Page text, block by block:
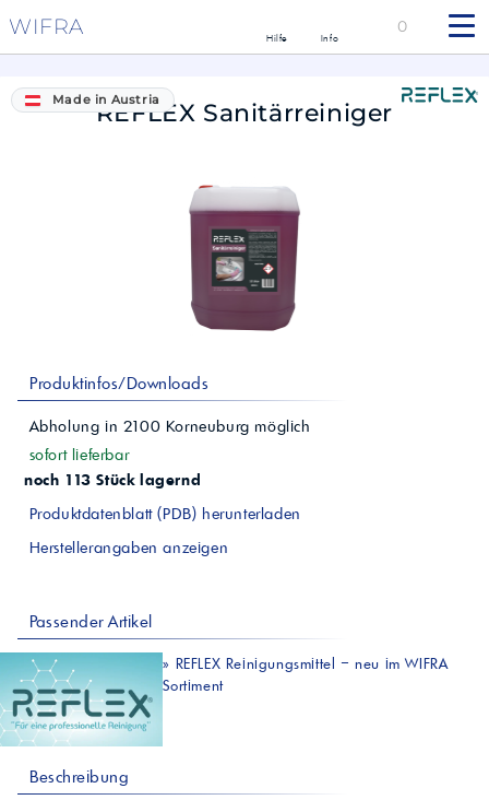
WIFRA Hilfe Info
0
REFLEX Sanitärreiniger
Made in Austria
Produktinfos/Downloads
Abholung in 2100 Korneuburg möglich
sofort lieferbar
noch 113 Stück lagernd
Produktdatenblatt (PDB) herunterladen
Herstellerangaben anzeigen
Passender Artikel
» REFLEX Reinigungsmittel – neu im WIFRA
Sortiment
Beschreibung